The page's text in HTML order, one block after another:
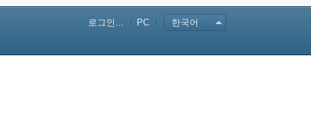
로그인... PC 한국어